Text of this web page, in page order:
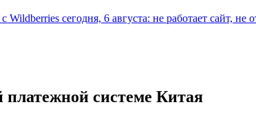
Wildberries сегодня, 6 августа: не работает сайт, не
платежной системе Китая